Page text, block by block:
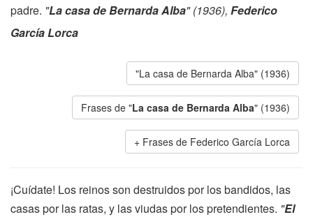
padre. "La casa de Bernarda Alba" (1936), Federico
García Lorca
"La casa de Bernarda Alba" (1936)
Frases de "La casa de Bernarda Alba" (1936)
Frases de Federico García Lorca
¡Cuídate! Los reinos son destruidos por los bandidos, las
casas por las ratas, y las viudas por los pretendientes. "El